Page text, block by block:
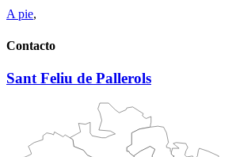
A pie,
Contacto
Sant Feliu de Pallerols